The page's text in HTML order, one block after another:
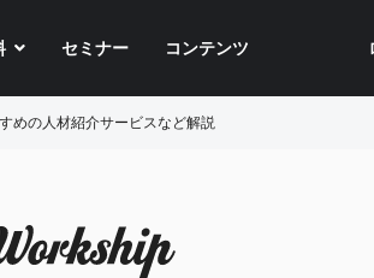
セミナー コンテンツ
めの人材紹介サービスなど解説